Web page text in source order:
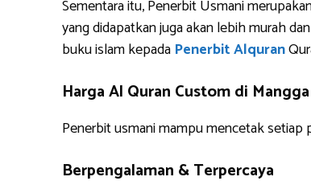
Sementara itu, Penerbit Usmani
yang didapatkan juga akan lebih murah
buku islam kepada Penerbit Alquran
Harga Al Quran Custom di
Penerbit usmani mampu mencetak setiap
Berpengalaman & Terpercaya